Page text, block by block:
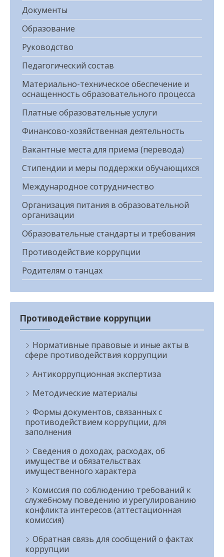
Документы
Образование
Руководство
Педагогический состав
Материально-техническое обеспечение и
оснащенность образовательного процесса
Платные образовательные услуги
Финансово-хозяйственная деятельность
Вакантные места для приема (перевода)
Стипендии и меры поддержки обучающихся
Международное сотрудничество
Организация питания в образовательной
организации
Образовательные стандарты и требования
Противодействие коррупции
Родителям о танцах
Противодействие коррупции
Нормативные правовые и иные акты в
сфере противодействия коррупции
Антикоррупционная экспертиза
Методические материалы
Формы документов, связанных с
противодействием коррупции, для
заполнения
Сведения о доходах, расходах, об
имуществе и обязательствах
имущественного характера
Комиссия по соблюдению требований к
служебному поведению и урегулированию
конфликта интересов (аттестационная
комиссия)
Обратная связь для сообщений о фактах
коррупции